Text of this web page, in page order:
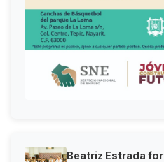
Beatriz Estrada